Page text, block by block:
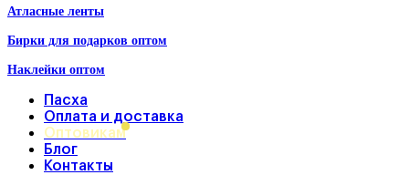
Атласные ленты
Бирки для подарков оптом
Наклейки оптом
Пасха
Оплата и доставка
Оптовикам
Блог
Контакты